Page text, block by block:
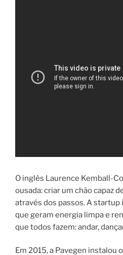
O inglês Laurence Kemball-
ousada: criar um chão capaz
através dos passos. A
que geram energia limpa e
que todos fazem: andar,
Em 2015, a Pavegen instalou